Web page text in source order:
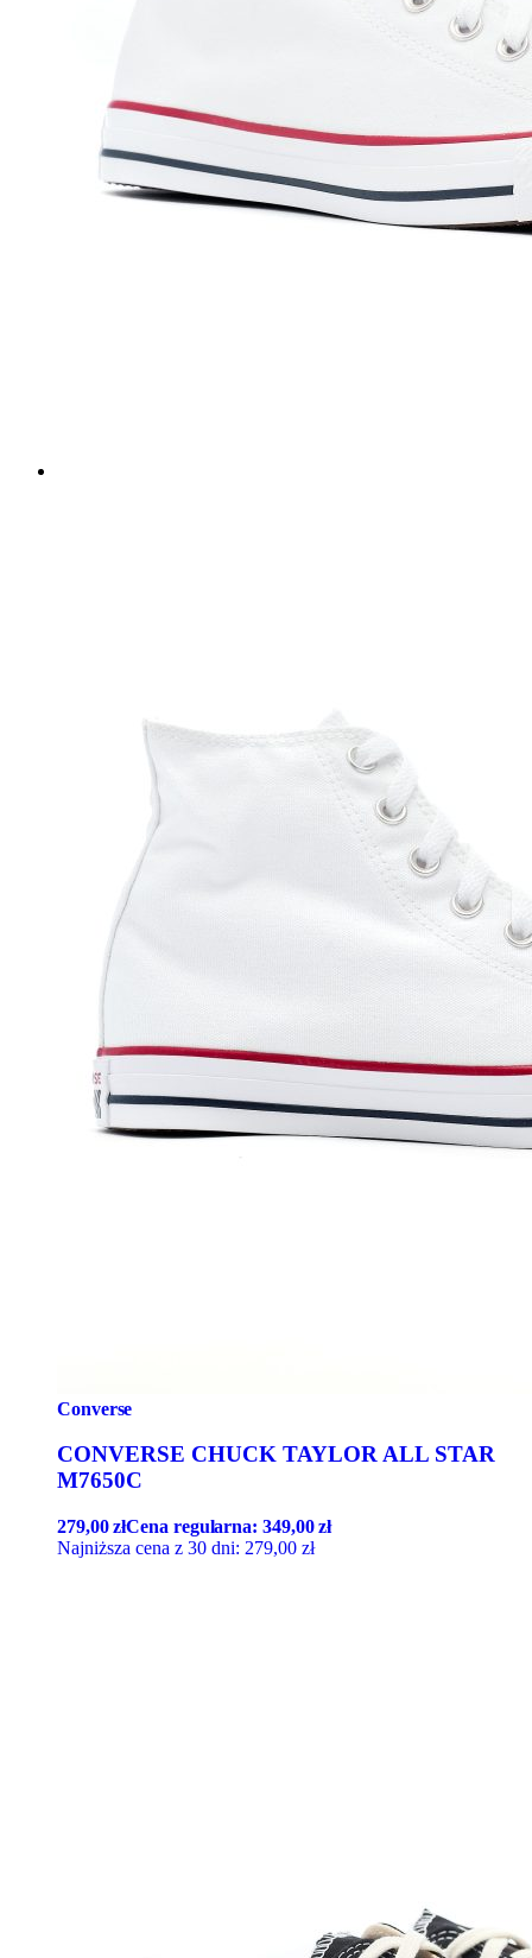
Converse
CONVERSE CHUCK TAYLOR ALL STAR
M7650C
279,00złCena regularna:349,00zł
Najniższa cena z 30 dni: 279,00 zł